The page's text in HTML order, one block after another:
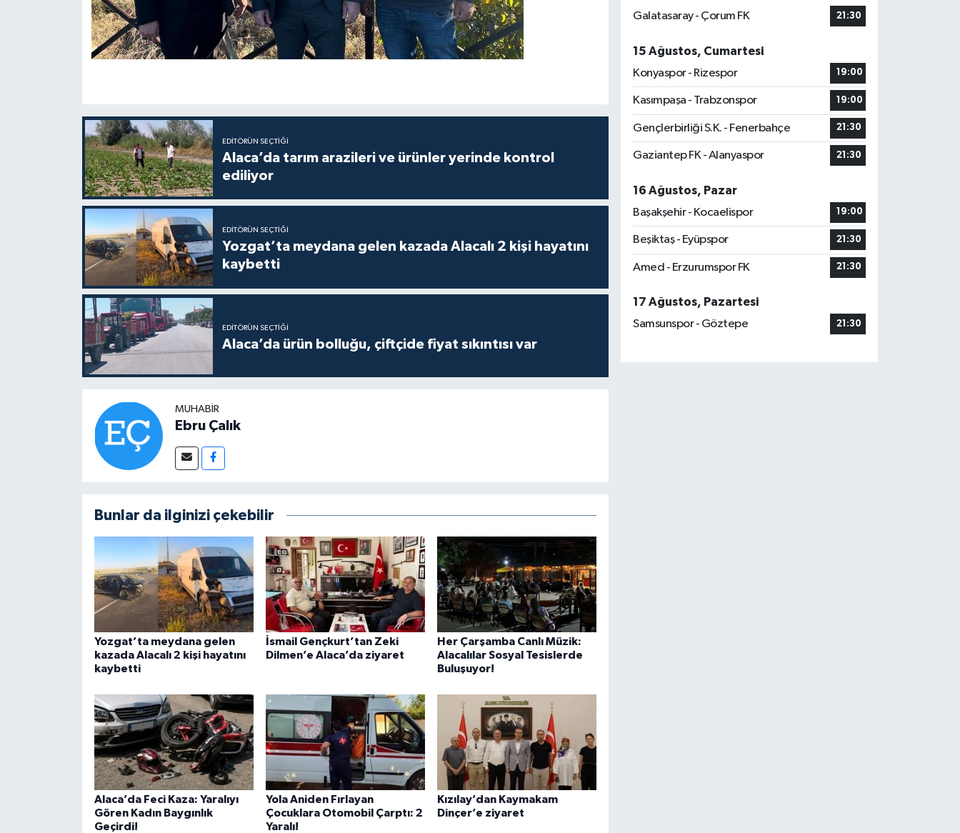
EDITÖRÜN SEÇTIĞI
Alaca’da tarım arazileri ve ürünler yerinde kontrol
ediliyor
EDITÖRÜN SEÇTIĞI
Yozgat’ta meydana gelen kazada Alacalı 2 kişi hayatını
kaybetti
EDITÖRÜN SEÇTIĞI
Alaca’da ürün bolluğu, çiftçide fiyat sıkıntısı var
MUHABIR
Ebru Çalık
Bunlar da ilginizi çekebilir
Yozgat’ta meydana gelen
kazada Alacalı 2 kişi hayatını
kaybetti
İsmail Gençkurt’tan Zeki
Dilmen’e Alaca’da ziyaret
Her Çarşamba Canlı Müzik:
Alacalılar Sosyal Tesislerde
Buluşuyor!
Alaca’da Feci Kaza: Yaralıyı
Gören Kadın Baygınlık
Geçirdi!
Yola Aniden Fırlayan
Çocuklara Otomobil Çarptı: 2
Yaralı!
Kızılay’dan Kaymakam
Dinçer’e ziyaret
Galatasaray - Çorum FK
21:30
15 Ağustos, Cumartesi
Konyaspor - Rizespor
19:00
Kasımpaşa - Trabzonspor 19:00
Gençlerbirliği S.K. - Fenerbahçe 21:30
Gaziantep FK - Alanyaspor 21:30
16 Ağustos, Pazar
Başakşehir - Kocaelispor
19:00
Beşiktaş - Eyüpspor 21:30
Amed - Erzurumspor FK 21:30
17 Ağustos, Pazartesi
Samsunspor - Göztepe
21:30